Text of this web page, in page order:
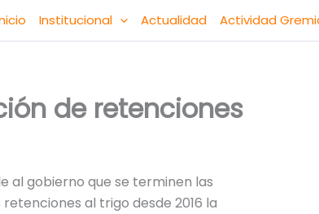
Institucional Actualidad Actividad
de retenciones
al gobierno que se terminen las
al trigo desde 2016 la